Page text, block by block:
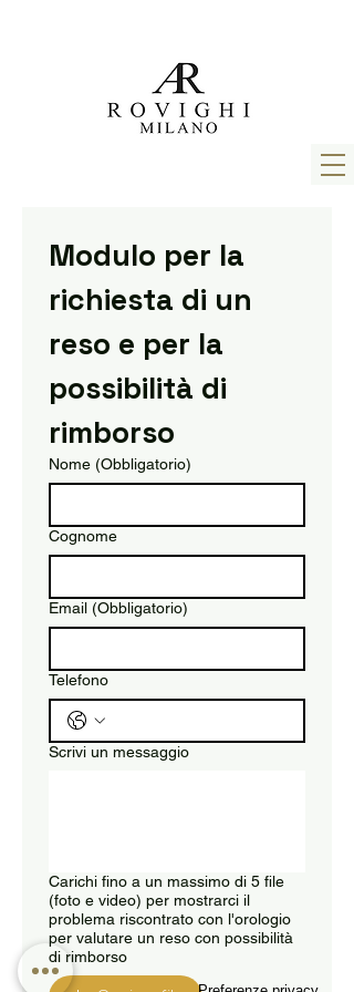
Modulo per la
richiesta di un
reso e per la
possibilità di
rimborso
Nome (Obbligatorio)
Cognome
Email (Obbligatorio)
Telefono
Scrivi un messaggio
Carichi fino a un massimo di 5 file
(foto e video) per mostrarci il
problema riscontrato con l'orologio
per valutare un reso con possibilità
di rimborso